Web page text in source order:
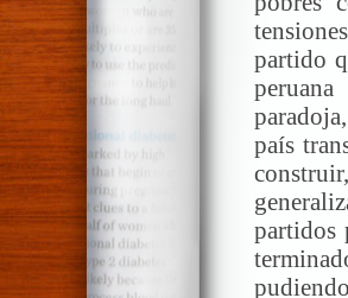
partido
país
partidos